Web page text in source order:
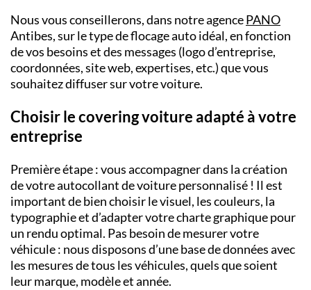
Nous vous conseillerons, dans notreagencePANO
Antibes,sur le type deflocage autoidéal, en fonction
de vos besoins et des messages (logo d’entreprise,
coordonnées, site web, expertises, etc.) que vous
souhaitez diffuser sur votre voiture.
Choisir le covering voiture adapté à votre
entreprise
Première étape : vous accompagner dans la création
de votreautocollant de voiture personnalisé ! Il est
important de bien choisir le visuel, les couleurs, la
typographie et d’adapter votre charte graphique pour
un rendu optimal. Pas besoin de mesurer votre
véhicule : nous disposons d’une base de données avec
les mesures de tous les véhicules, quels que soient
leur marque, modèle et année.